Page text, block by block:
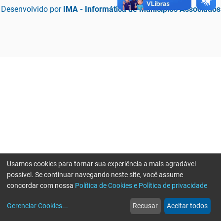
Desenvolvido por IMA - Informática de Municípios Associados
web
Notícias
more_horiz
Mais
Usamos cookies para tornar sua experiência a mais agradável
possível. Se continuar navegando neste site, você assume
concordar com nossa Política de Cookies e Política de privacidade
Gerenciar Cookies... Recusar Aceitar todos
Erro ao enviar informações, por favor tente novamente